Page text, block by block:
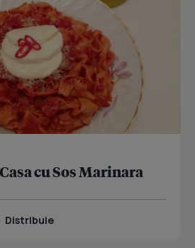
cu Sos Marinara
Distribuie